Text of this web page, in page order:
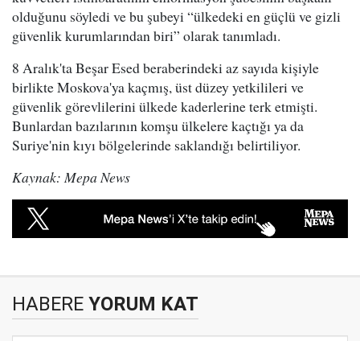
olduğunu söyledi ve bu şubeyi “ülkedeki en güçlü ve gizli
güvenlik kurumlarından biri” olarak tanımladı.
8 Aralık'ta Beşar Esed beraberindeki az sayıda kişiyle
birlikte Moskova'ya kaçmış, üst düzey yetkilileri ve
güvenlik görevlilerini ülkede kaderlerine terk etmişti.
Bunlardan bazılarının komşu ülkelere kaçtığı ya da
Suriye'nin kıyı bölgelerinde saklandığı belirtiliyor.
Kaynak: Mepa News
HABERE YORUM KAT